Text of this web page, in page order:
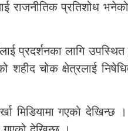
राजनीतिक प्रतिशोध
प्रदर्शनका लागि
चोक क्षेत्रलाई
मिडियामा गएको देखिन्छ